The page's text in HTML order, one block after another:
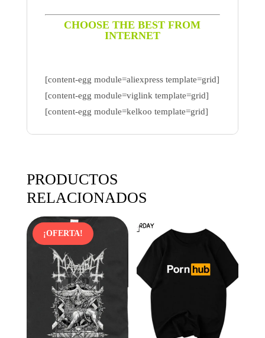
CHOOSE THE BEST FROM
INTERNET
[content-egg module=aliexpress template=grid]
[content-egg module=viglink template=grid]
[content-egg module=kelkoo template=grid]
PRODUCTOS
RELACIONADOS
¡OFERTA!